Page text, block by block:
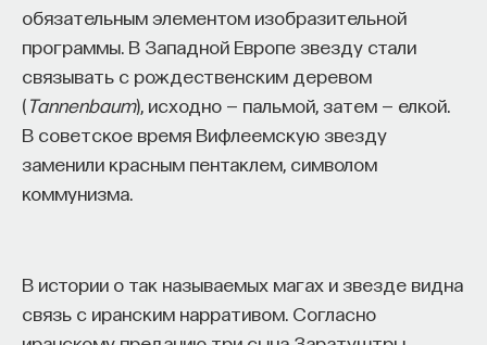
обязательным элементом изобразительной
программы. В Западной Европе звезду стали
связывать с рождественским деревом
(Tannenbaum), исходно — пальмой, затем — елкой.
В советское время Вифлеемскую звезду
заменили красным пентаклем, символом
коммунизма.
В истории о так называемых магах и звезде видна
связь с иранским нарративом. Согласно
Знание нельзя просто передать
«Сама проблема гораздо старше, чем может
показаться. Если преподаватель выдает задание,
студент перепоручает его нейросети, а потом
просто приносит готовый текст, это лишь делает
старую проблему совсем уж неустранимой.
записал, а затем попытался пересказать это
наизусть, тоже почти не оставляет места для